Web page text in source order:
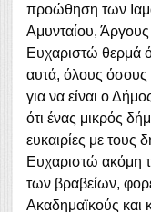
προώθηση των
Αμυνταίου,
Ευχαριστώ θερμά
αυτά, όλους όσους
για να είναι ο
ότι ένας μικρός
ευκαιρίες με τους
Ευχαριστώ ακόμη
των βραβείων,
Ακαδημαϊκούς και